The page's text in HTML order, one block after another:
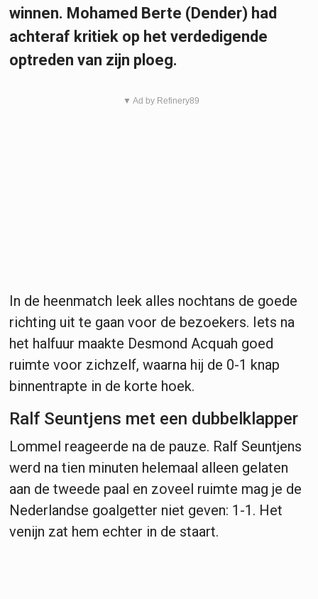
winnen. Mohamed Berte (Dender) had
achteraf kritiek op het verdedigende
optreden van zijn ploeg.
▼ Ad by Refinery89
In de heenmatch leek alles nochtans de goede
richting uit te gaan voor de bezoekers. Iets na
het halfuur maakte Desmond Acquah goed
ruimte voor zichzelf, waarna hij de 0-1 knap
binnentrapte in de korte hoek.
Ralf Seuntjens met een dubbelklapper
Lommel reageerde na de pauze. Ralf Seuntjens
werd na tien minuten helemaal alleen gelaten
aan de tweede paal en zoveel ruimte mag je de
Nederlandse goalgetter niet geven: 1-1. Het
venijn zat hem echter in de staart.